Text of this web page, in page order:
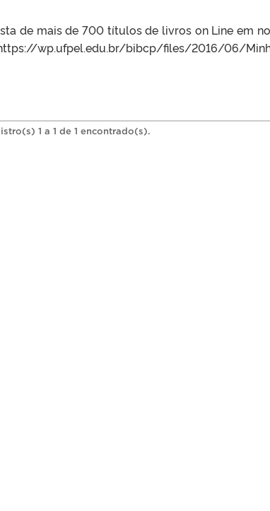
de mais de 700 títulos de livros on Line em
wp.ufpel.edu.br/bibcp/files/2016/06/
1 a 1 de 1 encontrado(s).